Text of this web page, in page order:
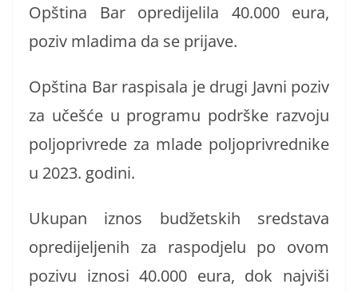
Opština Bar opredijelila 40.000 eura,
poziv mladima da se prijave.
Opština Bar raspisala je drugi Javni poziv
za učešće u programu podrške razvoju
poljoprivrede za mlade poljoprivrednike
u 2023. godini.
Ukupan iznos budžetskih sredstava
opredijeljenih za raspodjelu po ovom
pozivu iznosi 40.000 eura, dok najviši